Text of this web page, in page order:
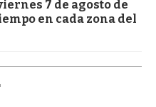
7 de agosto de
en cada zona del